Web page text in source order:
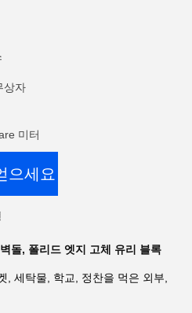
상자
미터
으세요
돌, 폴리드 엣지 고체 유리 블록
, 세탁물, 학교, 정찬을 먹은 외부,